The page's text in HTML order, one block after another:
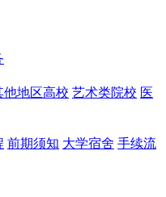
他地区高校 艺术类院校 医
前期须知 大学宿舍 手续流